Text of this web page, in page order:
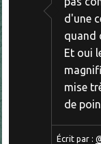
d'une
quand
Et oui
mise
de
Écrit par :